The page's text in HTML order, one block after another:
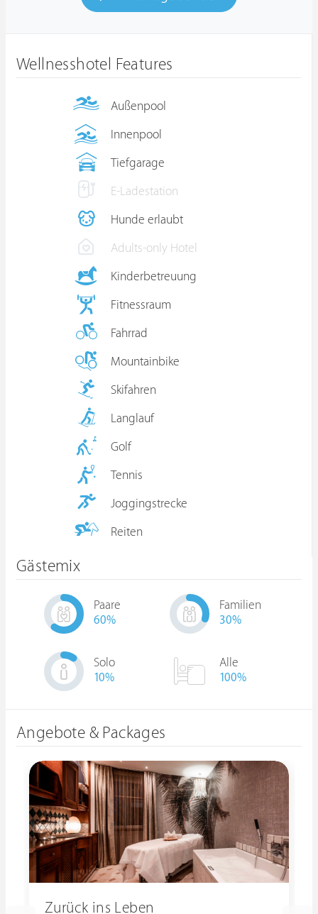
Wellnesshotel Features
Außenpool
Innenpool
Tiefgarage
E-Ladestation
Hunde erlaubt
Adults-only Hotel
Kinderbetreuung
Fitnessraum
Fahrrad
Mountainbike
Skifahren
Langlauf
Golf
Tennis
Joggingstrecke
Reiten
Gästemix
Paare
60%
Familien
30%
Solo
10%
Alle
100%
Angebote & Packages
Zurück ins Leben